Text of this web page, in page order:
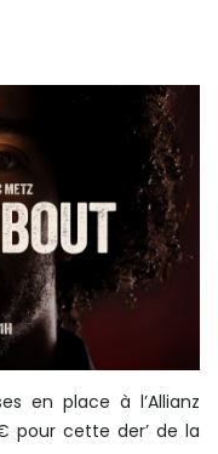
en place à l’Allianz
pour cette der’ de la